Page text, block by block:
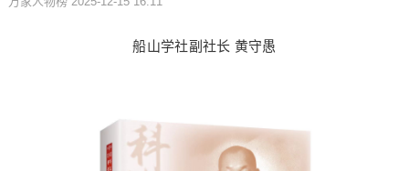
船山学社副社长 黄守愚